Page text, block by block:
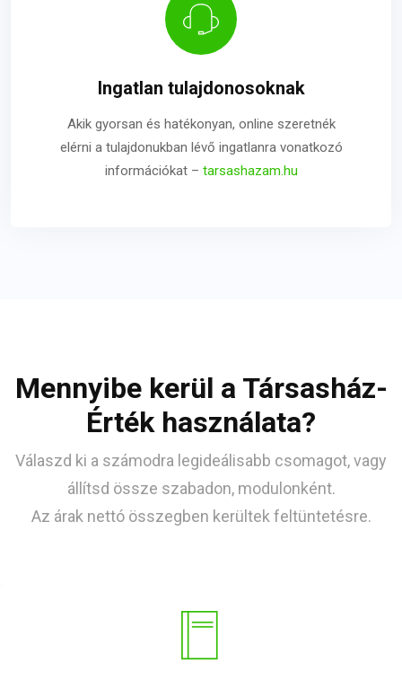
Ingatlan tulajdonosoknak
Akik gyorsan és hatékonyan, online szeretnék
elérni a tulajdonukban lévő ingatlanra vonatkozó
információkat – tarsashazam.hu
Mennyibe kerül a Társasház-
Érték használata?
Válaszd ki a számodra legideálisabb csomagot, vagy
állítsd össze szabadon, modulonként.
Az árak nettó összegben kerültek feltüntetésre.